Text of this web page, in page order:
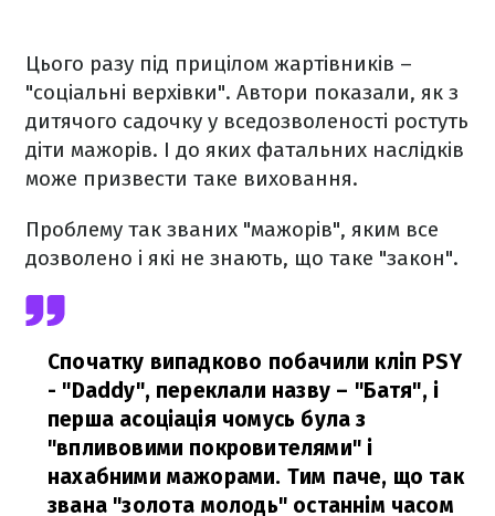
Цього разу під прицілом жартівників –
"соціальні верхівки". Автори показали, як з
дитячого садочку у вседозволеності ростуть
діти мажорів. І до яких фатальних наслідків
може призвести таке виховання.
Проблему так званих "мажорів", яким все
дозволено і які не знають, що таке "закон".
Спочатку випадково побачили кліп PSY
- "Daddy", переклали назву – "Батя", і
перша асоціація чомусь була з
"впливовими покровителями" і
нахабними мажорами. Тим паче, що так
звана "золота молодь" останнім часом